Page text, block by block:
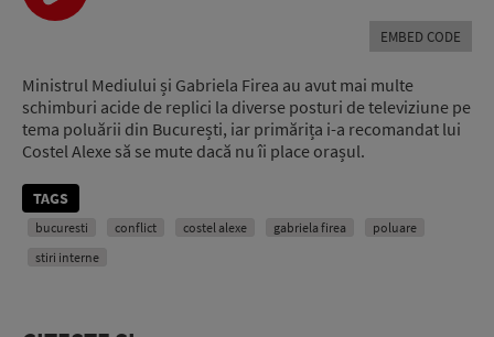
EMBED CODE
Ministrul Mediului și Gabriela Firea au avut mai multe
schimburi acide de replici la diverse posturi de televiziune pe
tema poluării din București, iar primărița i-a recomandat lui
Costel Alexe să se mute dacă nu îi place orașul.
TAGS
bucuresti conflict costel alexe gabriela firea
poluare
stiri interne